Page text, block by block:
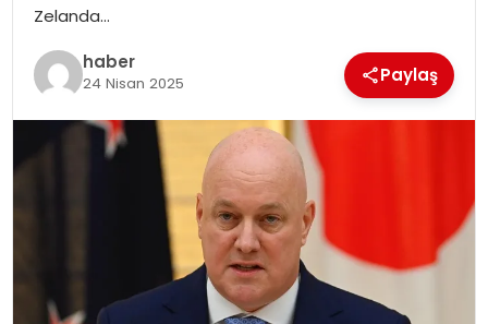
Zelanda…
haber
24 Nisan 2025 Paylaş